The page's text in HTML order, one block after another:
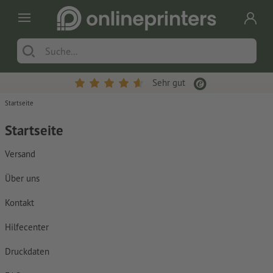
Sehr gut
Startseite
Startseite
Versand
Über uns
Kontakt
Hilfecenter
Druckdaten